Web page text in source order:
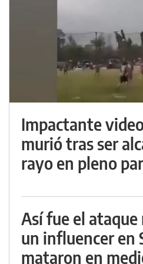
Impactante
murió tras ser
rayo en pleno
Así fue el
un influencer en
mataron en